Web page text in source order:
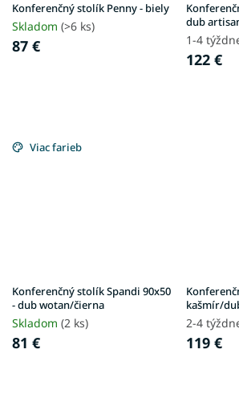
Konferenčný stolík Penny - biely
Skladom (>6 ks)
87 €
dub
1-4
122 €
Viac farieb
Konferenčný stolík Spandi 90x50
- dub wotan/čierna
Skladom (2 ks)
81 €
kašmír/
2-4
119 €